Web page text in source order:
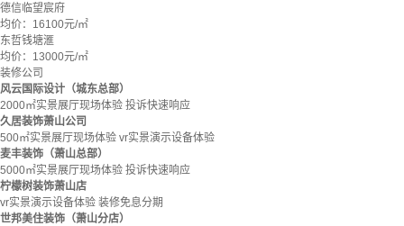
德信临望宸府
均价： 16100元/㎡
东哲钱塘滙
均价： 13000元/㎡
装修公司
风云国际设计（城东总部）
2000㎡实景展厅现场体验 投诉快速响应
久居装饰萧山公司
500㎡实景展厅现场体验 vr实景演示设备体验
麦丰装饰（萧山总部）
5000㎡实景展厅现场体验 投诉快速响应
柠檬树装饰萧山店
vr实景演示设备体验 装修免息分期
世邦美住装饰（萧山分店）